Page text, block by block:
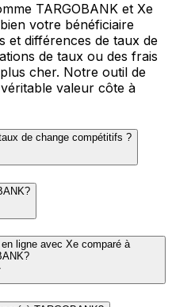
TARGOBANK et Xe
votre bénéficiaire
et différences de taux de
de taux ou des frais
cher. Notre outil de
valeur côte à
de change compétitifs ?
ligne avec Xe comparé à